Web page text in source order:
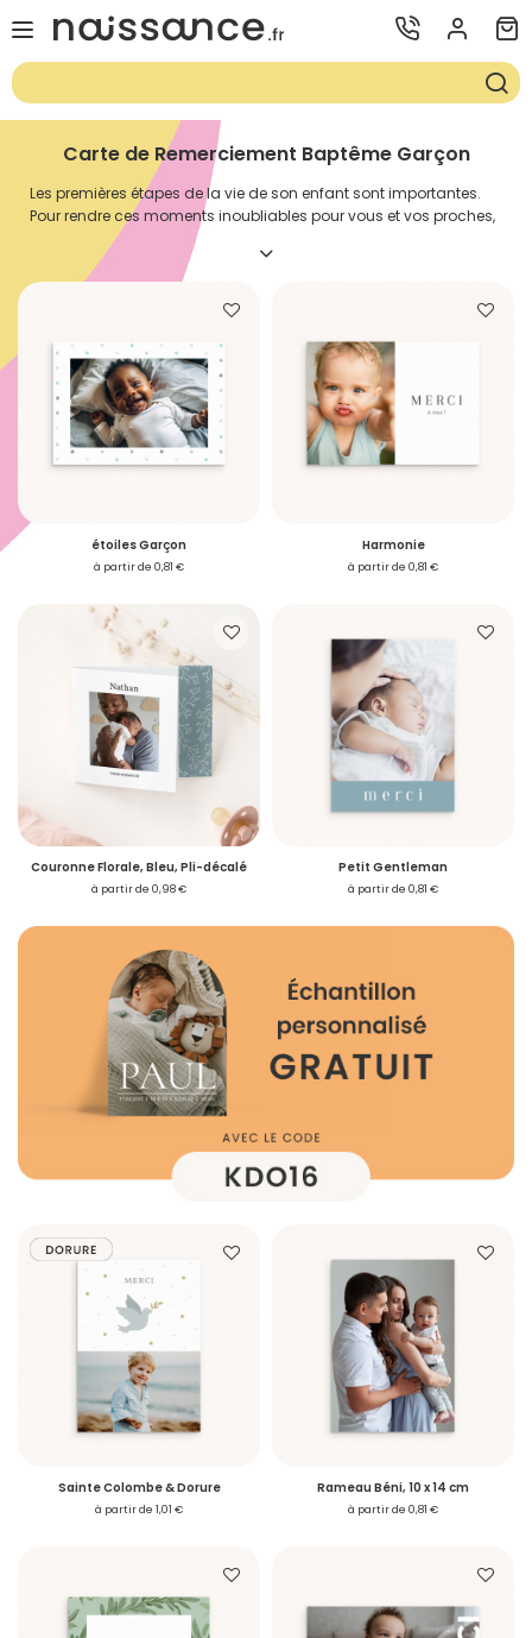
Carte de Remerciement Baptême Garçon
Les premières étapes de la vie de son enfant sont importantes.
Pour rendre ces moments inoubliables pour vous et vos proches,
il est courant d’envoyer des
de papier ayant pour but d’annoncer une nouvelle, peuvent être
envoyés à différents moments de la vie: lors d’une naissance,
d’un baptême ou encore d’un mariage. Naissance.fr propose
à coup sûr le faire-part qui correspond au mieux à l’événement
que vous souhaitez annoncer. Il existe par exemple de nombreux
modèles defaire-part de naissance filleet defaire-part de
naissance garçon. Ce petit bout de papier peut aussi être envoyé
pour remercier ses proches d’avoir assisté à un événement ou
d’avoir offert des cadeaux. Notre site internet propose une large
étoiles Garçon
à partir de 0,81 €
Harmonie
à partir de 0,81 €
Couronne Florale, Bleu, Pli-décalé
à partir de 0,98 €
Petit Gentleman
à partir de 0,81 €
Sainte Colombe & Dorure
à partir de 1,01 €
Rameau Béni, 10 x 14 cm
à partir de 0,81 €